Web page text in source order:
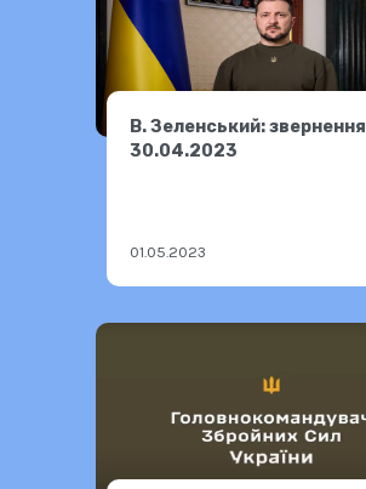
В. Зеленський: звернення
30.04.2023
01.05.2023